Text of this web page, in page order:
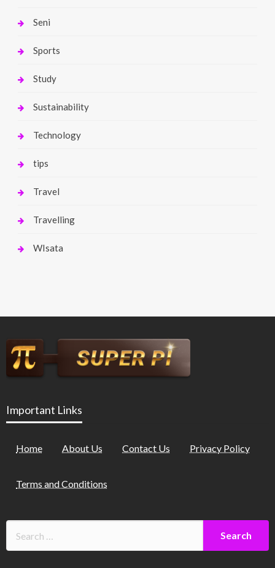
Seni
Sports
Study
Sustainability
Technology
tips
Travel
Travelling
WIsata
Important Links
Home About Us Contact Us Privacy Policy
Terms and Conditions